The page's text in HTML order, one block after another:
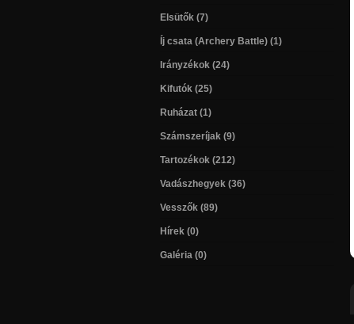
Elsütők (7)
Íj csata (Archery Battle) (1)
Irányzékok (24)
Kifutók (25)
Ruházat (1)
Számszeríjak (9)
Tartozékok (212)
Vadászhegyek (36)
Vesszők (89)
Hírek (0)
Galéria (0)